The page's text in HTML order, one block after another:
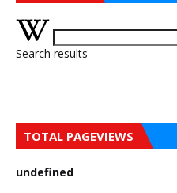
Search results
TOTAL PAGEVIEWS
undefned